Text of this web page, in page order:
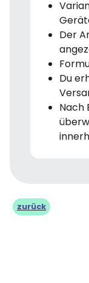
Der
Du
Nach
zurück